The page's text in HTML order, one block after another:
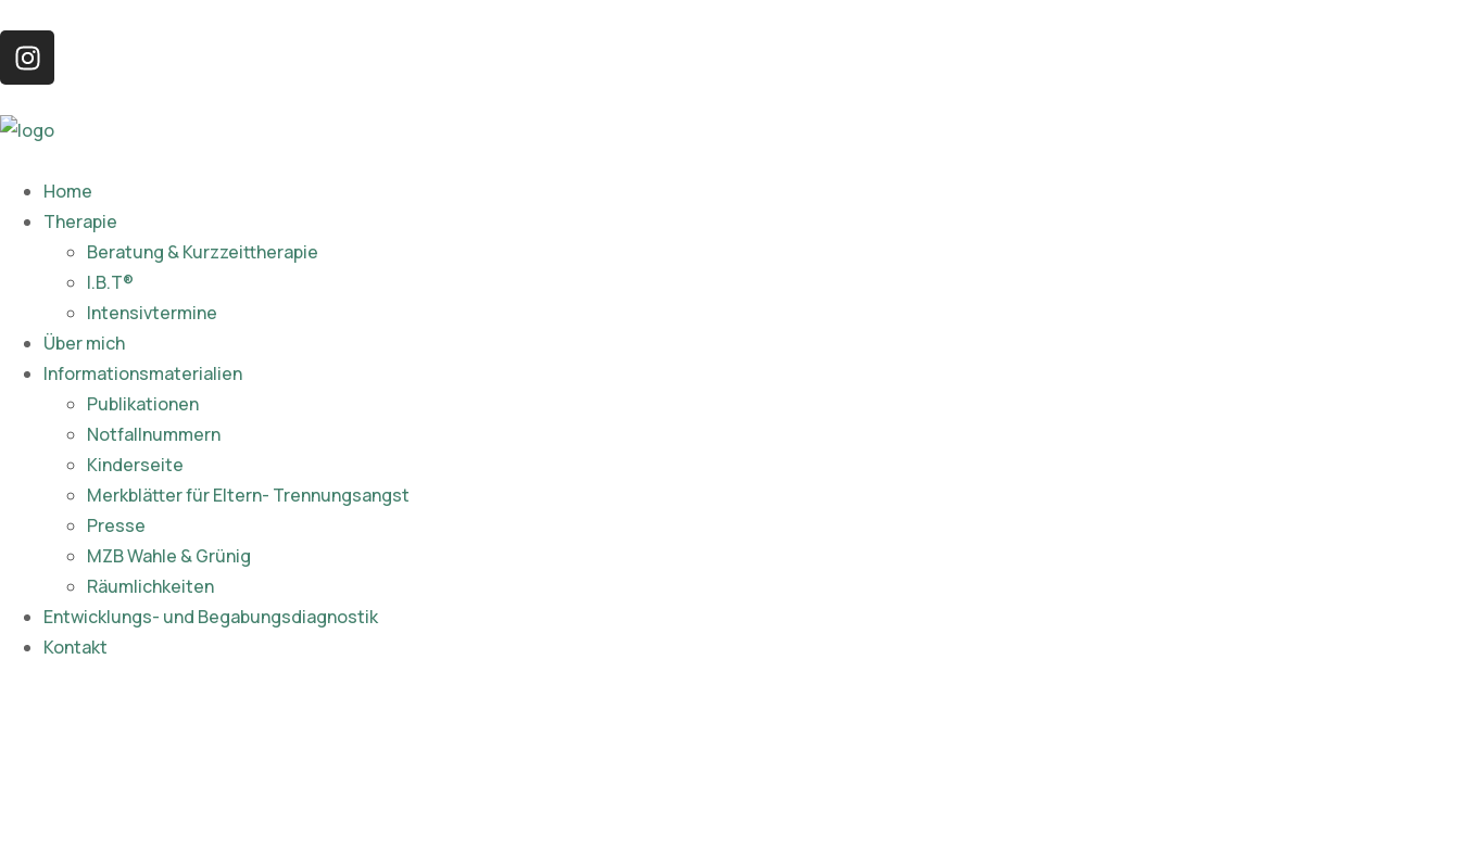
Home
Therapie
Beratung & Kurzzeittherapie
I.B.T®
Intensivtermine
Über mich
Informationsmaterialien
Publikationen​
Notfallnummern
Kinderseite
Merkblätter für Eltern- Trennungsangst
Presse
MZB Wahle & Grünig
Räumlichkeiten
Entwicklungs- und Begabungsdiagnostik
Kontakt